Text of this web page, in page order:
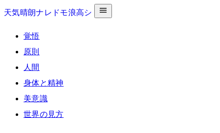
天気晴朗ナレドモ浪高シ
覚悟
原則
人間
身体と精神
美意識
世界の見方